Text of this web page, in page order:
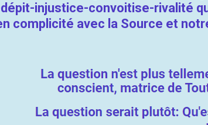
injustice-convoitise-rivalité
complicité avec la Source et